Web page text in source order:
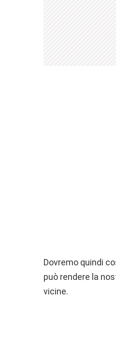
Dovremo quindi
può rendere la
vicine.